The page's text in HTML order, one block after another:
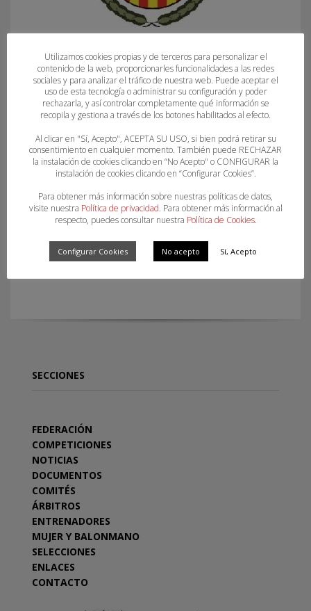
BALONMANO. JULIO-2019. SUSPENDIDO
CURSO MONITOR DE BALONMANO. SEPTIEMBRE
2018. ZARAGOZA
SECCIONES
FEDERACIÓN
COMPETICIONES
NOTICIAS
DOCUMENTOS
COMITÉS
ÁRBITROS
ENTRENADORES
MUJER Y BALONMANO
SELECCIONES
ENLACES
CONTACTO
Utilizamos cookies propias y de terceros para personalizar el
contenido de la web, proporcionarles funcionalidades a las redes
sociales y para analizar el tráfico de nuestra web. Puede aceptar el
uso de esta tecnología o administrar su configuración y poder
rechazarla, y así controlar completamente qué información se
recopila y gestiona a través de los botones habilitados al efecto.
Al clicar en "Sí, Acepto", ACEPTA SU USO, si bien podrá retirar su
consentimiento en cualquier momento. También puede RECHAZAR
la instalación de cookies clicando en “No Acepto" o CONFIGURAR la
instalación de cookies clicando en “Configurar Cookies”.
Para obtener más información sobre nuestras políticas de datos,
visite nuestra Política de privacidad. Para obtener más información al
respecto, puedes consultar nuestra Política de Cookies.
Configurar Cookies No acepto Sí, Acepto